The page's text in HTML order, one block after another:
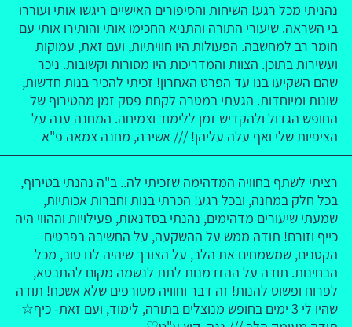
נהניתי מכל רגע! השיחות והסיפורים האישיים ריגשו אותי ועוררו
בי השראה. שיעורי התורה והתניא החכימו אותי והותירו אותי עם
חומר רב למחשבה. הפעולות היו חוויתיות, ועם זאת, עמוקות
ועשירות בתוכן. הצוות והמדריכות היו מסורות וקשובות. ניכר
שהם השקיעו בנו עד הפרט האחרון! זכיתי להכיר בנות חדשות,
שונות ומיוחדות. הגעתי במטרה לקחת פסק זמן מהטירוף של
החופש הגדול ולהקדיש זמן ללימוד וצמיחה. המחנה ענה על
הציפיות שלי ואף עלה עליהן! /// אשירה, מחנה צמאה פ"א
רציתי לשתף בחוויה המדהימה שזכיתי לה.. ב"ה נהנתי בטירוף,
בכל חלק במחנה, ובכל רגע! הכרתי בנות וחברות אכותיות,
שמעתי שיעורים מדהימים, נהנתי בסדנאות, פעילויות וההווי היה
כייף וזורם! תודה ממש על ההשקעה, על החשיבה בפרטים
הקטנים, שמשמחים את הלב, על הצורך שיהיה לנו טוב, מכל
הבחינות. תודה על ההזדמנות לתת לנשמה מקום להתבטא,
לפרוח ופשוט להנות! זה דבר וחוויה מטורפים שלא אשכח! תודה
שהיו לי 3 ימים בחופש מנוצלים בתורה, לימוד, ועם זאת- כיף☆